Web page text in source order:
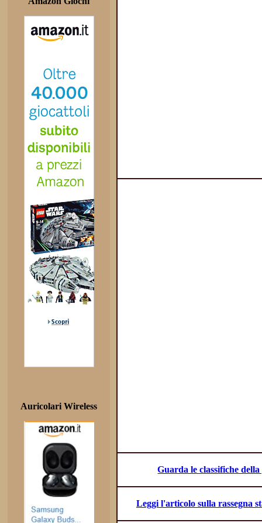
Guarda le classifiche
Leggi l'articolo sulla rassegna
Auricolari Wireless